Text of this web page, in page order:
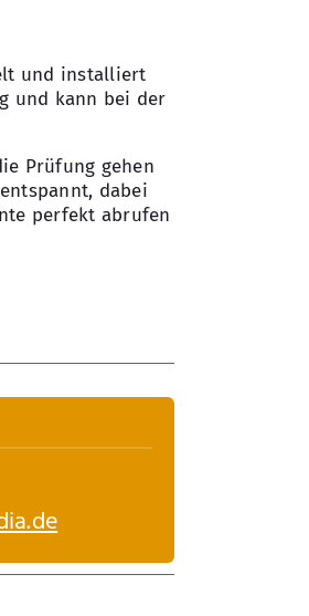
und installiert
und kann bei der
Prüfung gehen
dabei
perfekt abrufen